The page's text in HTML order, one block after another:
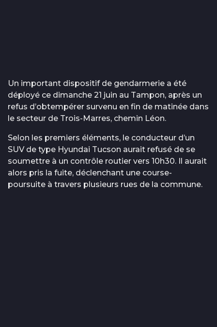
Un important dispositif de gendarmerie a été
déployé ce dimanche 21 juin au Tampon, après un
refus d’obtempérer survenu en fin de matinée dans
le secteur de Trois-Marres, chemin Léon.
Selon les premiers éléments, le conducteur d’un
SUV de type Hyundai Tucson aurait refusé de se
soumettre à un contrôle routier vers 10h30. Il aurait
alors pris la fuite, déclenchant une course-
poursuite à travers plusieurs rues de la commune.